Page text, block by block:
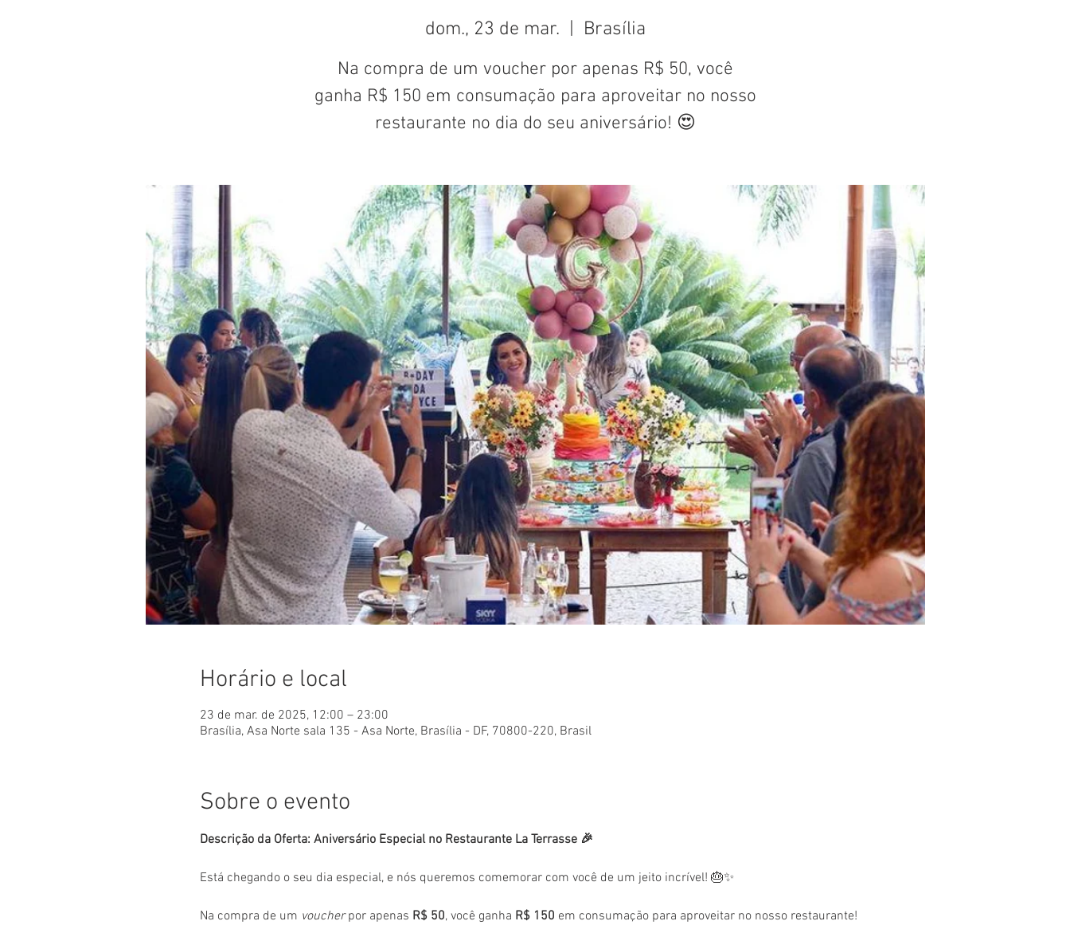
dom., 23 de mar.
Brasília
Na compra de um voucher por apenas R$ 50, você
ganha R$ 150 em consumação para aproveitar no nosso
restaurante no dia do seu aniversário! 😍
Horário e local
23 de mar. de 2025, 12:00 – 23:00
Brasília, Asa Norte sala 135 - Asa Norte, Brasília - DF, 70800-220, Brasil
Sobre o evento
Descrição da Oferta: Aniversário Especial no Restaurante La Terrasse 🎉
Está chegando o seu dia especial, e nós queremos comemorar com você de um jeito incrível! 🎂✨
Na compra de um voucher por apenas R$ 50, você ganha R$ 150 em consumação para aproveitar no nosso restaurante!